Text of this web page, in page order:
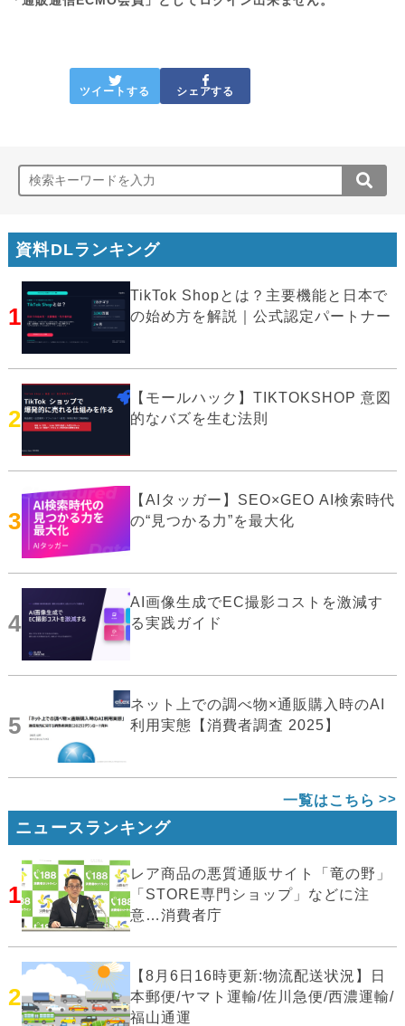
ツイートする シェアする
資料DLランキング
1
TikTok Shopとは？主要機能と日本で
の始め方を解説｜公式認定パートナー
2
【モールハック】TIKTOKSHOP 意図
的なバズを生む法則
3
【AIタッガー】SEO×GEO AI検索時代
の“見つかる力”を最大化
4
AI画像生成でEC撮影コストを激減す
る実践ガイド
5
ネット上での調べ物×通販購入時のAI
利用実態【消費者調査 2025】
一覧はこちら
ニュースランキング
1
レア商品の悪質通販サイト「竜の野」
「STORE専門ショップ」などに注
意…消費者庁
2
【8月6日16時更新:物流配送状況】日
本郵便/ヤマト運輸/佐川急便/西濃運輸/
福山通運